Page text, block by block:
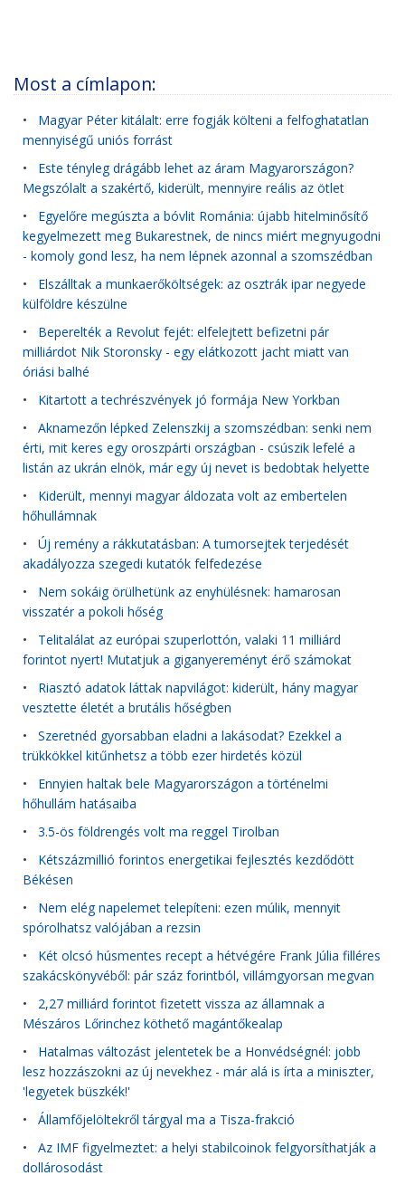
Most a címlapon:
• Magyar Péter kitálalt: erre fogják költeni a felfoghatatlan
mennyiségű uniós forrást
• Este tényleg drágább lehet az áram Magyarországon?
Megszólalt a szakértő, kiderült, mennyire reális az ötlet
• Egyelőre megúszta a bóvlit Románia: újabb hitelminősítő
kegyelmezett meg Bukarestnek, de nincs miért megnyugodni
- komoly gond lesz, ha nem lépnek azonnal a szomszédban
• Elszálltak a munkaerőköltségek: az osztrák ipar negyede
külföldre készülne
• Beperelték a Revolut fejét: elfelejtett befizetni pár
milliárdot Nik Storonsky - egy elátkozott jacht miatt van
óriási balhé
• Kitartott a techrészvények jó formája New Yorkban
• Aknamezőn lépked Zelenszkij a szomszédban: senki nem
érti, mit keres egy oroszpárti országban - csúszik lefelé a
listán az ukrán elnök, már egy új nevet is bedobtak helyette
• Kiderült, mennyi magyar áldozata volt az embertelen
hőhullámnak
• Új remény a rákkutatásban: A tumorsejtek terjedését
akadályozza szegedi kutatók felfedezése
• Nem sokáig örülhetünk az enyhülésnek: hamarosan
visszatér a pokoli hőség
• Telitalálat az európai szuperlottón, valaki 11 milliárd
forintot nyert! Mutatjuk a giganyereményt érő számokat
• Riasztó adatok láttak napvilágot: kiderült, hány magyar
vesztette életét a brutális hőségben
• Szeretnéd gyorsabban eladni a lakásodat? Ezekkel a
trükkökkel kitűnhetsz a több ezer hirdetés közül
• Ennyien haltak bele Magyarországon a történelmi
hőhullám hatásaiba
• 3.5-ös földrengés volt ma reggel Tirolban
• Kétszázmillió forintos energetikai fejlesztés kezdődött
Békésen
• Nem elég napelemet telepíteni: ezen múlik, mennyit
spórolhatsz valójában a rezsin
• Két olcsó húsmentes recept a hétvégére Frank Júlia filléres
szakácskönyvéből: pár száz forintból, villámgyorsan megvan
• 2,27 milliárd forintot fizetett vissza az államnak a
Mészáros Lőrinchez köthető magántőkealap
• Hatalmas változást jelentetek be a Honvédségnél: jobb
lesz hozzászokni az új nevekhez - már alá is írta a miniszter,
'legyetek büszkék!'
• Államfőjelöltekről tárgyal ma a Tisza-frakció
• Az IMF figyelmeztet: a helyi stabilcoinok felgyorsíthatják a
dollárosodást